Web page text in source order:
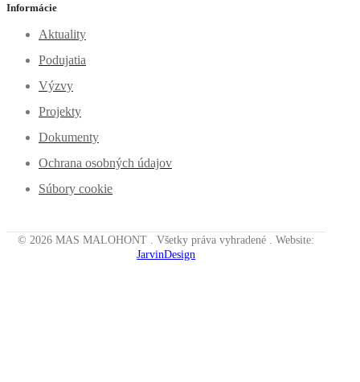
Informácie
Aktuality
Podujatia
Výzvy
Projekty
Dokumenty
Ochrana osobných údajov
Súbory cookie
© 2026 MAS MALOHONT . Všetky práva vyhradené . Website:
JarvinDesign